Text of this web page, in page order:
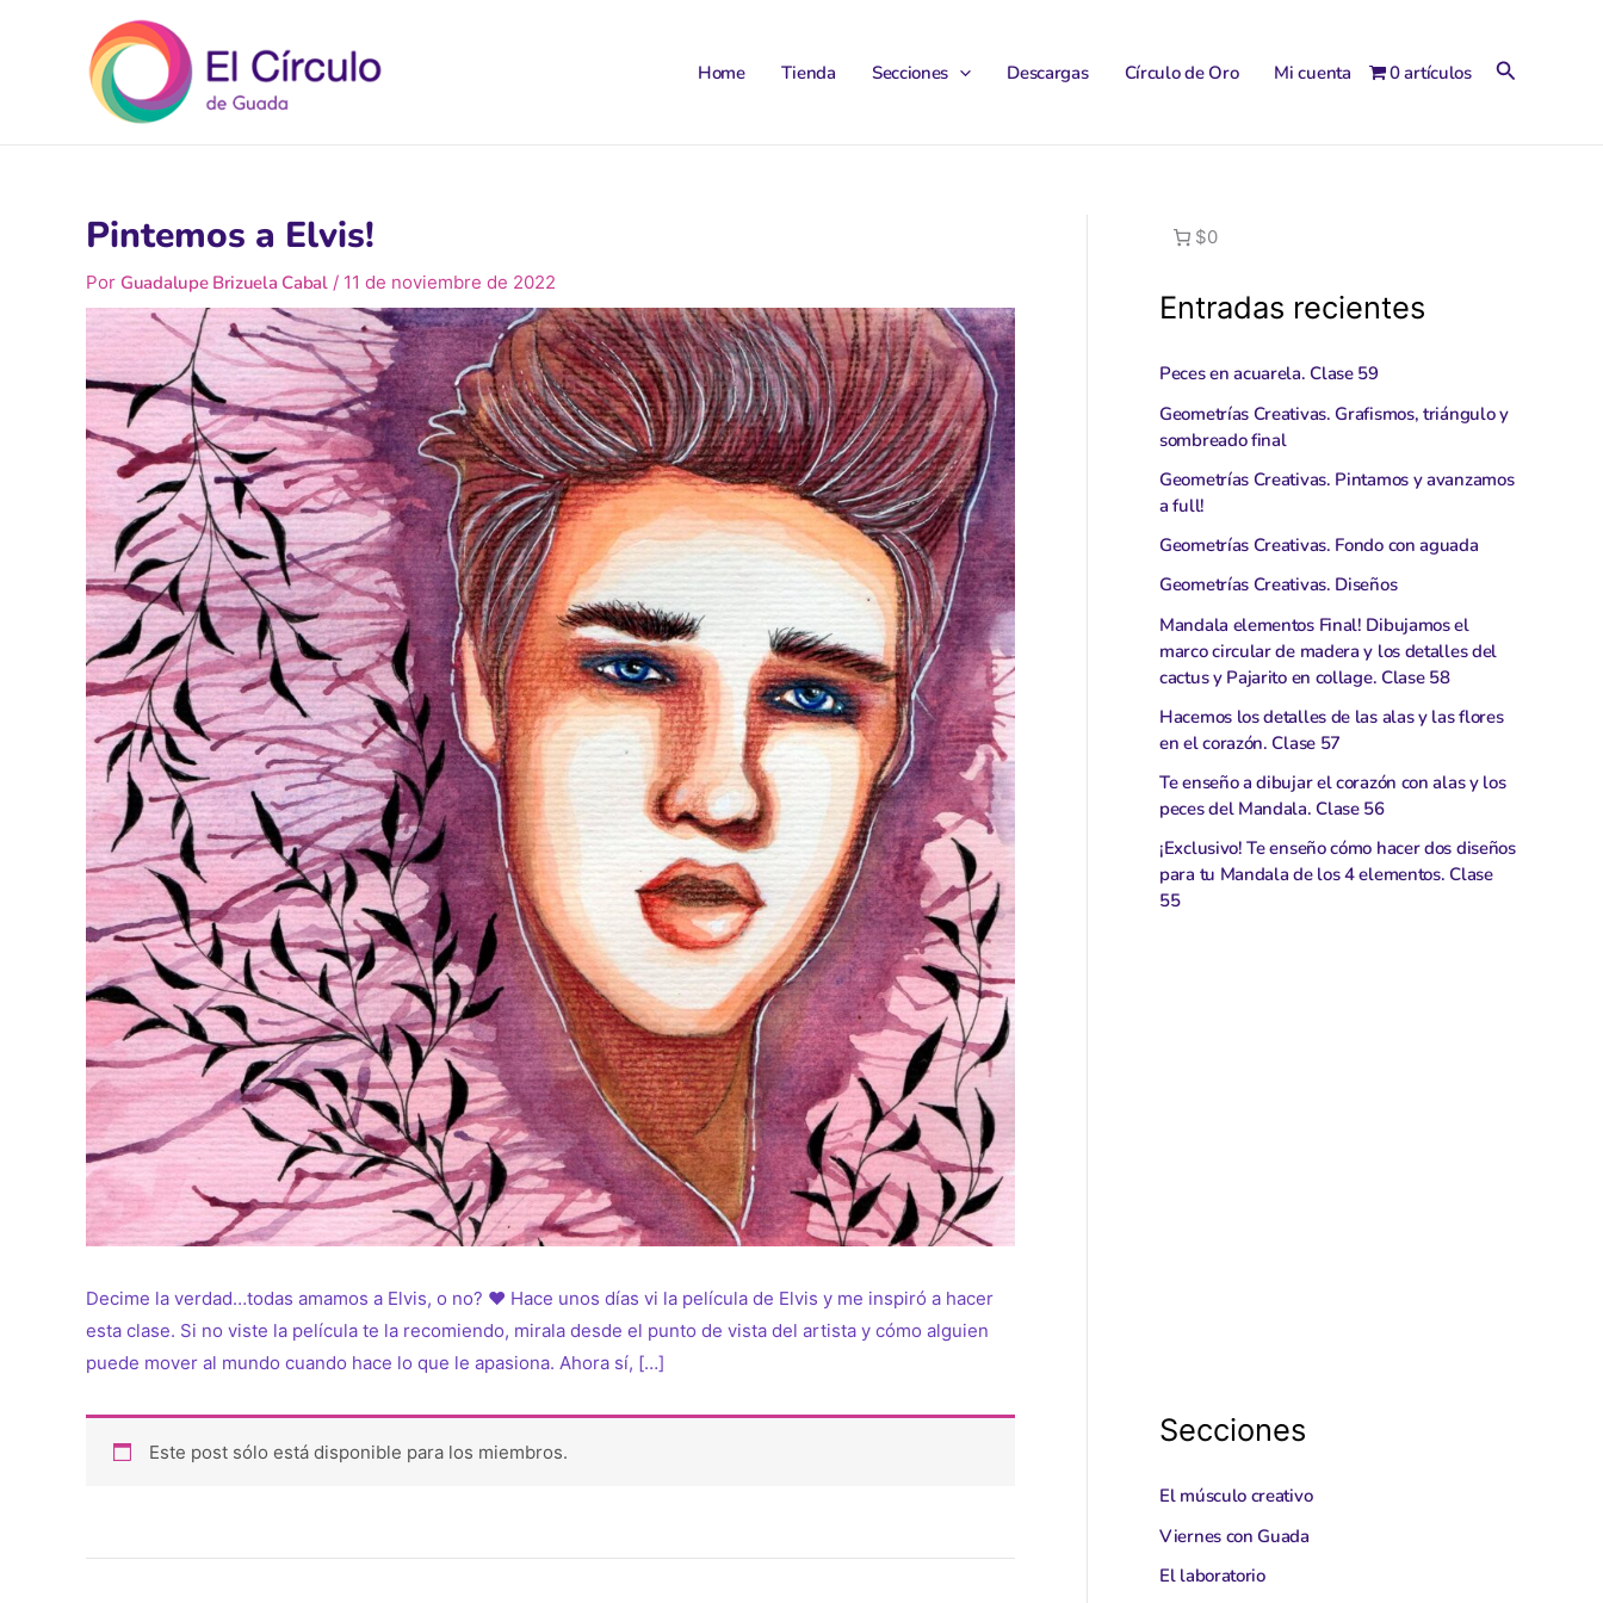
Home Tienda Secciones Descargas Círculo de Oro Mi cuenta 0 artículos Buscar
Pintemos a Elvis!
Por Guadalupe Brizuela Cabal / 11 de noviembre de 2022
Decime la verdad…todas amamos a Elvis, o no? ♥ Hace unos días vi la película de Elvis y me inspiró a hacer
esta clase. Si no viste la película te la recomiendo, mirala desde el punto de vista del artista y cómo alguien
puede mover al mundo cuando hace lo que le apasiona. Ahora sí, […]
Este post sólo está disponible para los miembros.
$0
Entradas recientes
Peces en acuarela. Clase 59
Geometrías Creativas. Grafismos, triángulo y
sombreado final
Geometrías Creativas. Pintamos y avanzamos
a full!
Geometrías Creativas. Fondo con aguada
Geometrías Creativas. Diseños
Mandala elementos Final! Dibujamos el
marco circular de madera y los detalles del
cactus y Pajarito en collage. Clase 58
Hacemos los detalles de las alas y las flores
en el corazón. Clase 57
Te enseño a dibujar el corazón con alas y los
peces del Mandala. Clase 56
¡Exclusivo! Te enseño cómo hacer dos diseños
para tu Mandala de los 4 elementos. Clase
55
Secciones
El músculo creativo
Viernes con Guada
El laboratorio